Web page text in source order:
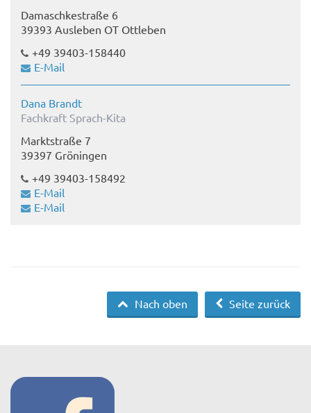
Damaschkestraße 6
39393 Ausleben OT Ottleben
+49 39403-158440
E-Mail
Dana Brandt
Fachkraft Sprach-Kita
Marktstraße 7
39397 Gröningen
+49 39403-158492
E-Mail
E-Mail
Seite zurück
Nach oben